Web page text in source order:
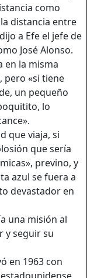
como
distancia entre
a Efe el jefe de
José Alonso.
en la misma
pero «si tiene
un pequeño
lo
que viaja, si
que sería
previno, y
azul se fuera a
devastador en
una misión al
y seguir su
en 1963 con